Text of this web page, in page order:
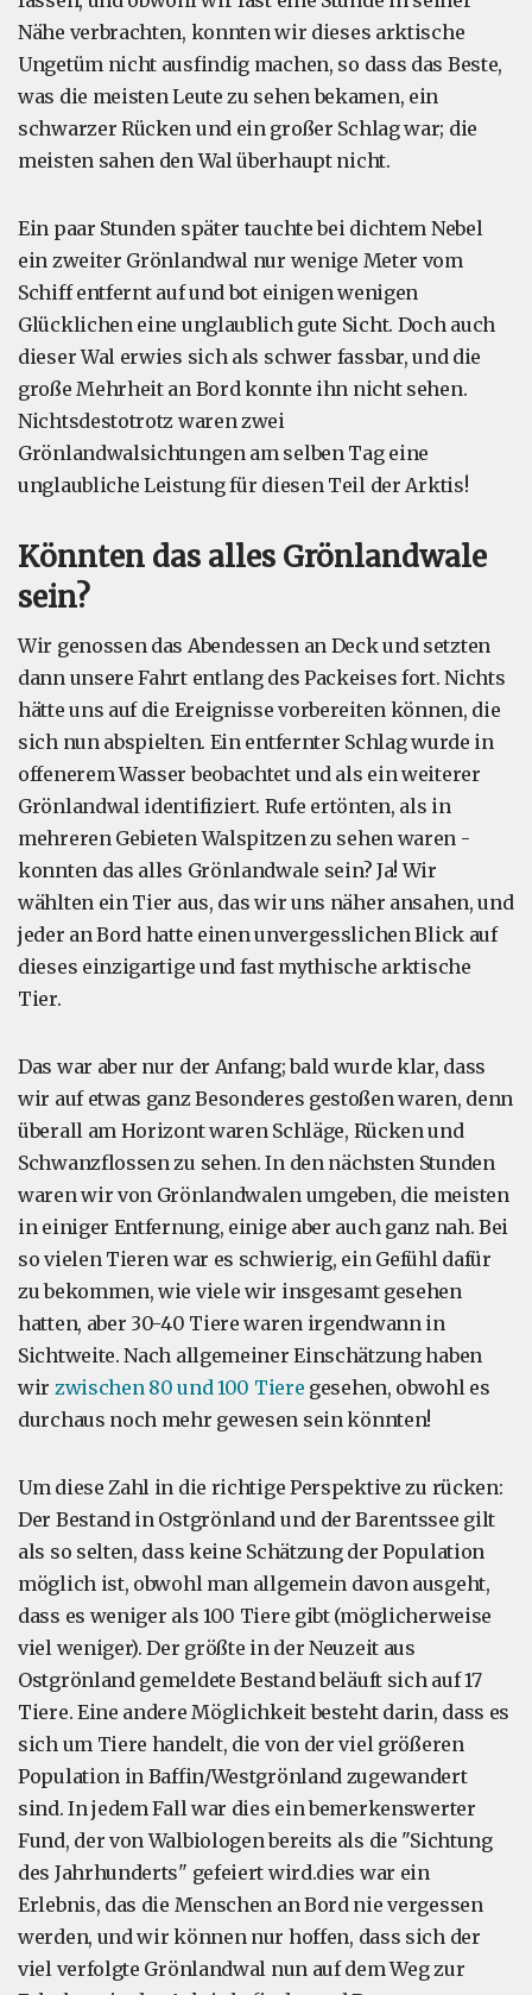
Nähe verbrachten, konnten wir dieses arktische
Ungetüm nicht ausfindig machen, so dass das Beste,
was die meisten Leute zu sehen bekamen, ein
schwarzer Rücken und ein großer Schlag war; die
meisten sahen den Wal überhaupt nicht.
Ein paar Stunden später tauchte bei dichtem Nebel
ein zweiter Grönlandwal nur wenige Meter vom
Schiff entfernt auf und bot einigen wenigen
Glücklichen eine unglaublich gute Sicht. Doch auch
dieser Wal erwies sich als schwer fassbar, und die
große Mehrheit an Bord konnte ihn nicht sehen.
Nichtsdestotrotz waren zwei
Grönlandwalsichtungen am selben Tag eine
unglaubliche Leistung für diesen Teil der Arktis!
Könnten das alles Grönlandwale
sein?
Wir genossen das Abendessen an Deck und setzten
dann unsere Fahrt entlang des Packeises fort. Nichts
hätte uns auf die Ereignisse vorbereiten können, die
sich nun abspielten. Ein entfernter Schlag wurde in
offenerem Wasser beobachtet und als ein weiterer
Grönlandwal identifiziert. Rufe ertönten, als in
mehreren Gebieten Walspitzen zu sehen waren -
konnten das alles Grönlandwale sein? Ja! Wir
wählten ein Tier aus, das wir uns näher ansahen, und
jeder an Bord hatte einen unvergesslichen Blick auf
dieses einzigartige und fast mythische arktische
Tier.
Das war aber nur der Anfang; bald wurde klar, dass
wir auf etwas ganz Besonderes gestoßen waren, denn
überall am Horizont waren Schläge, Rücken und
Schwanzflossen zu sehen. In den nächsten Stunden
waren wir von Grönlandwalen umgeben, die meisten
in einiger Entfernung, einige aber auch ganz nah. Bei
so vielen Tieren war es schwierig, ein Gefühl dafür
zu bekommen, wie viele wir insgesamt gesehen
hatten, aber 30-40 Tiere waren irgendwann in
Sichtweite. Nach allgemeiner Einschätzung haben
wir zwischen 80 und 100 Tiere gesehen, obwohl es
durchaus noch mehr gewesen sein könnten!
Um diese Zahl in die richtige Perspektive zu rücken:
Der Bestand in Ostgrönland und der Barentssee gilt
als so selten, dass keine Schätzung der Population
möglich ist, obwohl man allgemein davon ausgeht,
dass es weniger als 100 Tiere gibt (möglicherweise
viel weniger). Der größte in der Neuzeit aus
Ostgrönland gemeldete Bestand beläuft sich auf 17
Tiere. Eine andere Möglichkeit besteht darin, dass es
sich um Tiere handelt, die von der viel größeren
Population in Baffin/Westgrönland zugewandert
sind. In jedem Fall war dies ein bemerkenswerter
Fund, der von Walbiologen bereits als die "Sichtung
des Jahrhunderts" gefeiert wird.dies war ein
Erlebnis, das die Menschen an Bord nie vergessen
werden, und wir können nur hoffen, dass sich der
viel verfolgte Grönlandwal nun auf dem Weg zur